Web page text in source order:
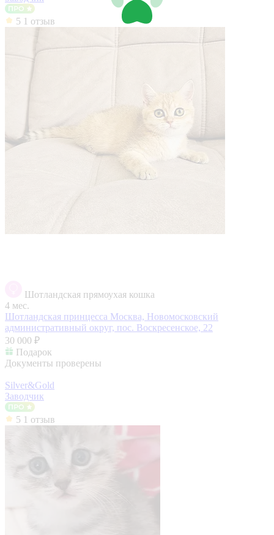
5 1 отзыв
Шотландская прямоухая кошка
4 мес.
Шотландская принцесса Москва, Новомосковский
административный округ, пос. Воскресенское, 22
30 000 ₽
Подарок
Документы проверены
Silver&Gold
Заводчик
5 1 отзыв